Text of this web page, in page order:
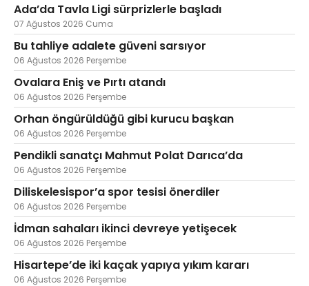
Ada’da Tavla Ligi sürprizlerle başladı
07 Ağustos 2026 Cuma
Bu tahliye adalete güveni sarsıyor
06 Ağustos 2026 Perşembe
Ovalara Eniş ve Pırtı atandı
06 Ağustos 2026 Perşembe
Orhan öngürüldüğü gibi kurucu başkan
06 Ağustos 2026 Perşembe
Pendikli sanatçı Mahmut Polat Darıca’da
06 Ağustos 2026 Perşembe
Diliskelesispor’a spor tesisi önerdiler
06 Ağustos 2026 Perşembe
İdman sahaları ikinci devreye yetişecek
06 Ağustos 2026 Perşembe
Hisartepe’de iki kaçak yapıya yıkım kararı
06 Ağustos 2026 Perşembe
Web TV Galeri
Hacı Halil Mahallesi, İsmetpaşa
(BİLKAR)Gebze - KOCAELİ
aktanuslu@gmail.com